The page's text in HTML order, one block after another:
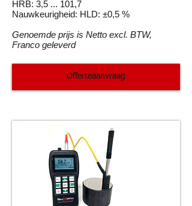
HRB: 3,5 ... 101,7
Nauwkeurigheid: HLD: ±0,5 %
Genoemde prijs is Netto excl. BTW,
Franco geleverd
Offerteaanvraag